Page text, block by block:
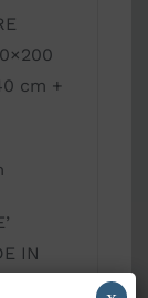
cm +
IN